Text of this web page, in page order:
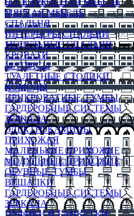
БЕСКАРКАСНАЯ МЕБЕЛЬ
МЯГКАЯ МЕБЕЛЬ
СПАЛЬНЯ
ИНТЕРЬЕРЫ СПАЛЬНИ
МОДУЛЬНЫЕ СПАЛЬНИ
КРОВАТИ
МАТРАСЫ
ТУАЛЕТНЫЕ СТОЛИКИ
КОМОДЫ
ПРИКРОВАТНЫЕ ТУМБЫ
ГАРДЕРОБНЫЕ СИСТЕМЫ
ЗЕРКАЛА
ЭЛЕКТРОКАМИНЫ
ПРИХОЖАЯ
МАЛЕНЬКИЕ ПРИХОЖИЕ
МОДУЛЬНЫЕ ПРИХОЖИЕ
ОБУВНЫЕ ТУМБЫ
ВЕШАЛКИ
ГАРДЕРОБНЫЕ СИСТЕМЫ
ЗЕРКАЛА